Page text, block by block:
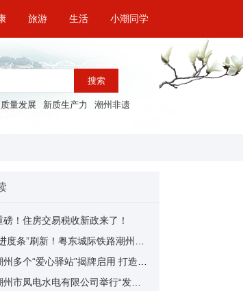
旅游 生活 小潮同学
搜索
量发展 新质生产力 潮州非遗
磅！住房交易税收新政来了！